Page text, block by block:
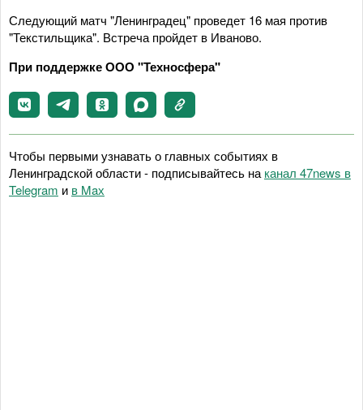
Следующий матч "Ленинградец" проведет 16 мая против
"Текстильщика". Встреча пройдет в Иваново.
При поддержке ООО "Техносфера"
Чтобы первыми узнавать о главных событиях в
Ленинградской области - подписывайтесь на канал 47news в
Telegram и в Maх